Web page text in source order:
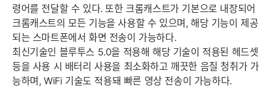
령어를 전달할 수 있다. 또한 크롬캐스트가 기본으로 내장되어
크롬캐스트의 모든 기능을 사용할 수 있으며, 해당 기능이 제공
되는 스마트폰에서 화면 전송이 가능하다.
최신기술인 블루투스 5.0을 적용해 해당 기술이 적용된 헤드셋
등을 사용 시 배터리 사용을 최소화하고 깨끗한 음질 청취가 가
능하며, WiFi 기술도 적용돼 빠른 영상 전송이 가능하다.